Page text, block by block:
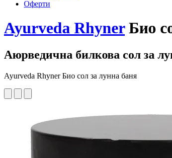
Оферти
Ayurveda RhynerБио
Аюрведична билкова сол за
Ayurveda Rhyner Био сол за лунна баня